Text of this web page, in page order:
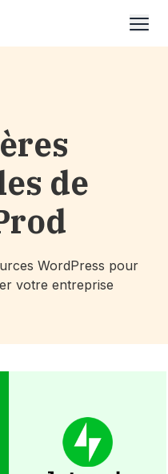
de
WordPress pour
votre entreprise